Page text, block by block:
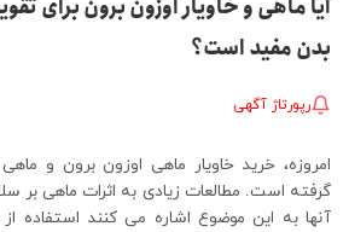
آیا ماهی و خاویار اوزون برون برای
بدن مفید است؟
رپورتاژ آگهی
امروزه، خرید خاویار ماهی اوزون برون و
گرفته است. مطالعات زیادی به اثرات ماهی بر
آنها به این موضوع اشاره می کنند استفاده